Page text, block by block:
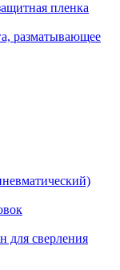
пленка
разматывающее
для сверления